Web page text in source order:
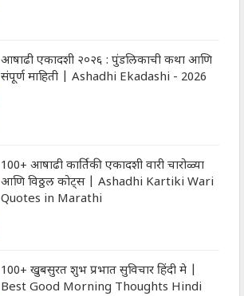
आषाढी एकादशी २०२६ : पुंडलिकाची कथा आणि
संपूर्ण माहिती | Ashadhi Ekadashi - 2026
100+ आषाढी कार्तिकी एकादशी वारी चारोळ्या
आणि विठ्ठल कोट्स | Ashadhi Kartiki Wari
Quotes in Marathi
100+ खुबसुरत शुभ प्रभात सुविचार हिंदी मे |
Best Good Morning Thoughts Hindi